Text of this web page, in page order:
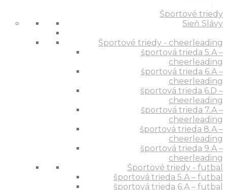
Športové triedy
Sieň Slávy
Športové triedy - cheerleading
športová trieda 5.A –
cheerleading
športová trieda 6.A –
cheerleading
športová trieda 6.D –
cheerleading
športová trieda 7.A –
cheerleading
športová trieda 8.A –
cheerleading
športová trieda 9.A –
cheerleading
Športové triedy - futbal
športová trieda 5.A – futbal
športová trieda 6.A – futbal